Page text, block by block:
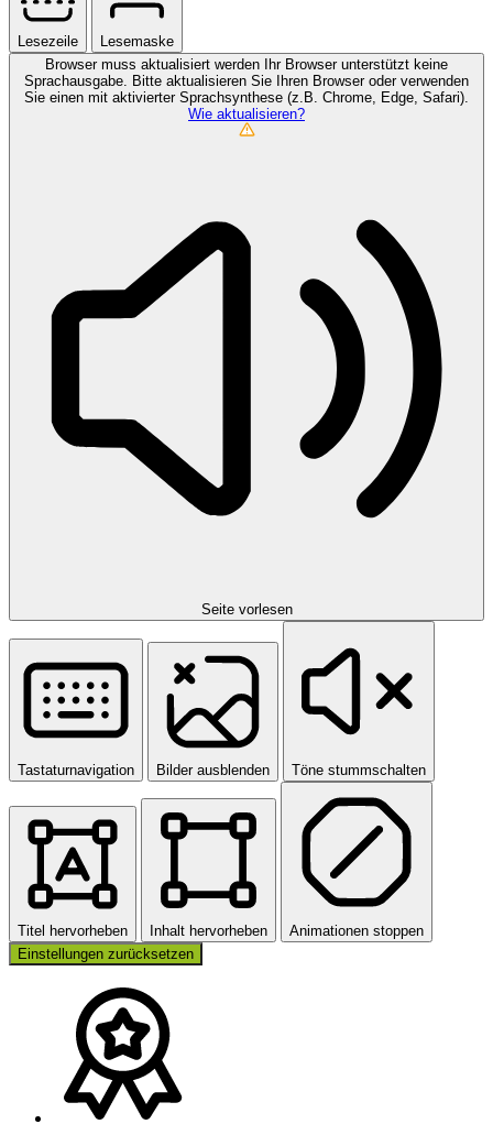
Lesezeile
Lesemaske
Browser muss aktualisiert werden
Ihr Browser unterstützt keine
Sprachausgabe. Bitte aktualisieren Sie Ihren Browser oder verwenden
Sie einen mit aktivierter Sprachsynthese (z.B. Chrome, Edge, Safari).
Wie aktualisieren?
Seite vorlesen
Tastaturnavigation Bilder ausblenden Töne stummschalten
Titel hervorheben Inhalt hervorheben
Animationen stoppen
Einstellungen zurücksetzen